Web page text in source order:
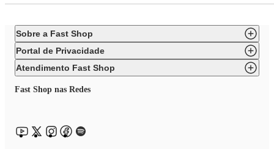
Sobre a Fast Shop
Portal de Privacidade
Atendimento Fast Shop
Fast Shop nas Redes